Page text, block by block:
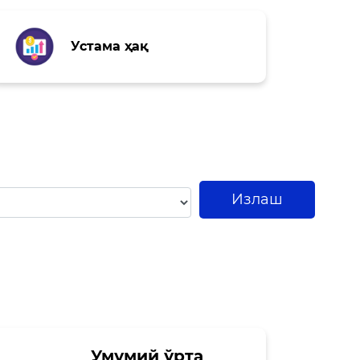
Устама ҳақ
Излаш
Умумий ўрта